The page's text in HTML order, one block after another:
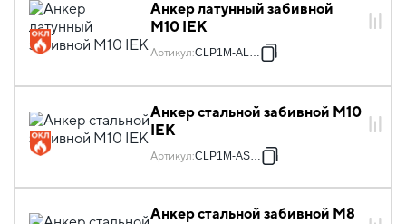
Анкер латунный забивной
М10 IEK
Артикул:CLP1M-AL-10
Анкер стальной забивной М10
IEK
Артикул:CLP1M-AS-10
Анкер стальной забивной М8